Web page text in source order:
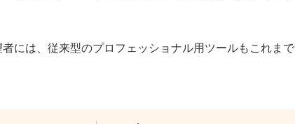
には、従来型のプロフェッショナル用ツールもこれまで